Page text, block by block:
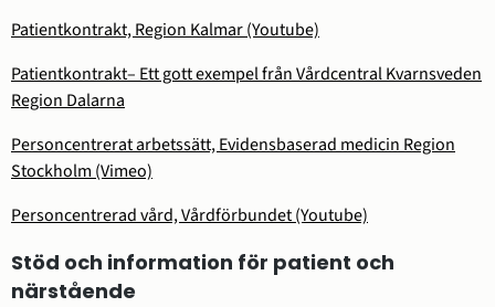
Patientkontrakt, Region Kalmar (Youtube)
Patientkontrakt– Ett gott exempel från Vårdcentral Kvarnsveden
Region Dalarna
Personcentrerat arbetssätt, Evidensbaserad medicin Region
Stockholm (Vimeo)
Personcentrerad vård, Vårdförbundet (Youtube)
Stöd och information för patient och
närstående